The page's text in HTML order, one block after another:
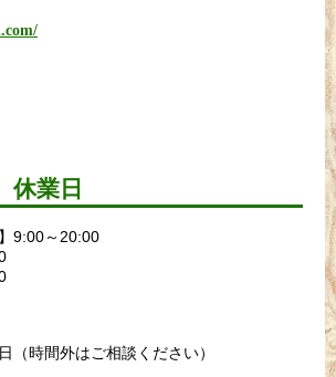
休業日
9:00～20:00
（時間外はご相談ください）